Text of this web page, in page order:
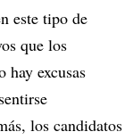
este tipo de
que los
hay excusas
los candidatos